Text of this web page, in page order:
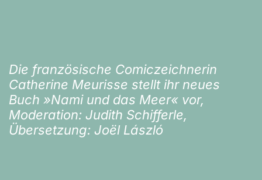
Die französische Comiczeichnerin
Catherine Meurisse stellt ihr neues
Buch »Nami und das Meer« vor,
Moderation: Judith Schifferle,
Übersetzung: Joël László